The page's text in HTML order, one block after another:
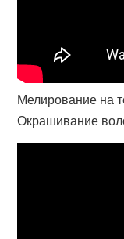
Мелирование на
Окрашивание